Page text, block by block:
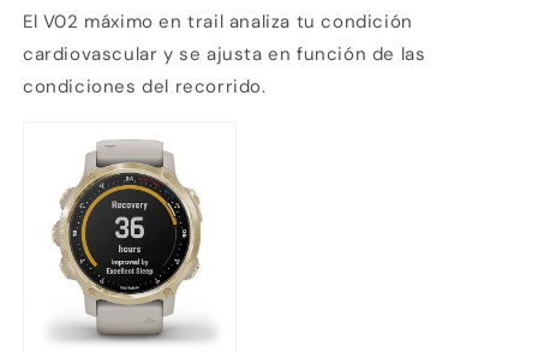
El V02 máximo en trail analiza tu condición
cardiovascular y se ajusta en función de las
condiciones del recorrido.